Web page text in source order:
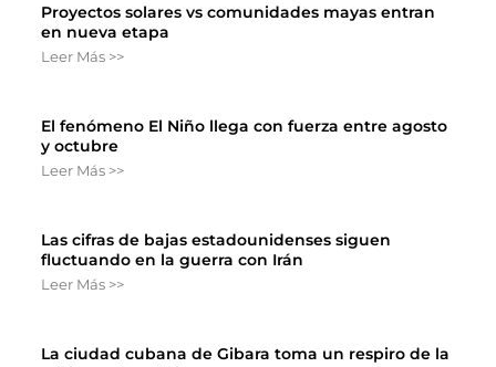
Proyectos solares vs comunidades mayas entran
en nueva etapa
Leer Más >>
El fenómeno El Niño llega con fuerza entre agosto
y octubre
Leer Más >>
Las cifras de bajas estadounidenses siguen
fluctuando en la guerra con Irán
Leer Más >>
La ciudad cubana de Gibara toma un respiro de la